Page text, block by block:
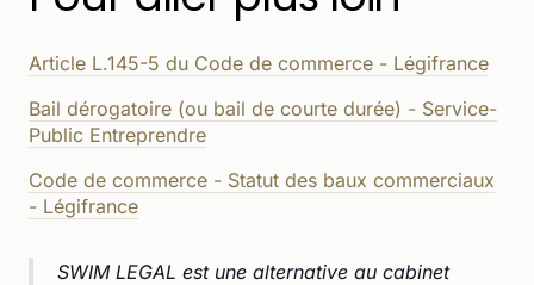
Article L.145-5 du Code de commerce - Légifrance
Bail dérogatoire (ou bail de courte durée) - Service-
Public Entreprendre
Code de commerce - Statut des baux commerciaux
- Légifrance
SWIM LEGAL est une alternative au cabinet